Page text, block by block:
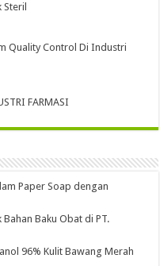
Quality Control Di Industri
FARMASI
Paper Soap dengan
Bahan Baku Obat di PT.
96% Kulit Bawang Merah